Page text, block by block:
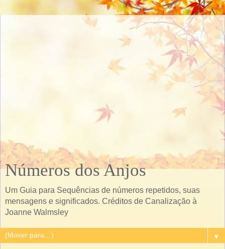
Números dos Anjos
Um Guia para Sequências de números repetidos, suas
mensagens e significados. Créditos de Canalização à
Joanne Walmsley
▼